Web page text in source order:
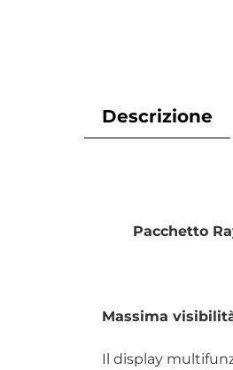
Descrizione
Pacchetto
Massima
Il display